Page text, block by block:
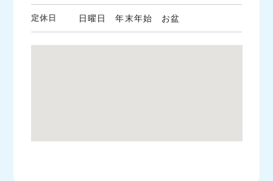
定休日 日曜日 年末年始 お盆